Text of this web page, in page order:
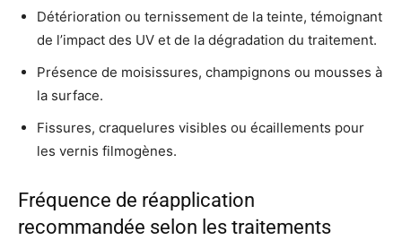
Détérioration ou ternissement de la teinte, témoignant
de l’impact des UV et de la dégradation du traitement.
Présence de moisissures, champignons ou mousses à
la surface.
Fissures, craquelures visibles ou écaillements pour
les vernis filmogènes.
Fréquence de réapplication
recommandée selon les traitements